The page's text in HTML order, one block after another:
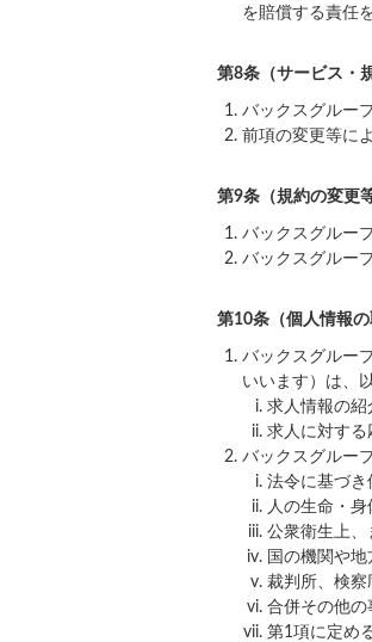
を賠償する責任
第8条（サービス・
バックスグルー
前項の変更等に
第9条（規約の変更等
バックスグルー
バックスグルー
第10条（個人情報の
バックスグルー
いいます）は、
求人情報の紹
求人に対する
バックスグルー
法令に基づき
人の生命・
公衆衛生上、
国の機関や
裁判所、検察
合併その他の
第1項に定め